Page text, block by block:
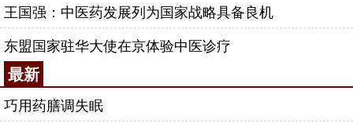
王国强：中医药发展列为国家战略具备良机
东盟国家驻华大使在京体验中医诊疗
最新
巧用药膳调失眠